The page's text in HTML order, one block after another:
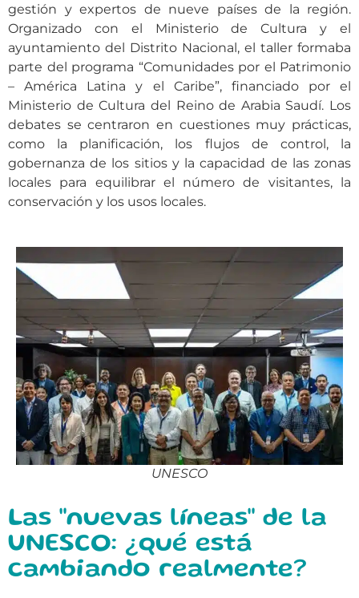
gestión y expertos de nueve países de la región.
Organizado con el Ministerio de Cultura y el
ayuntamiento del Distrito Nacional, el taller formaba
parte del programa “Comunidades por el Patrimonio
– América Latina y el Caribe”, financiado por el
Ministerio de Cultura del Reino de Arabia Saudí. Los
debates se centraron en cuestiones muy prácticas,
como la planificación, los flujos de control, la
gobernanza de los sitios y la capacidad de las zonas
locales para equilibrar el número de visitantes, la
conservación y los usos locales.
UNESCO
Las "nuevas líneas" de la
UNESCO: ¿qué está
cambiando realmente?